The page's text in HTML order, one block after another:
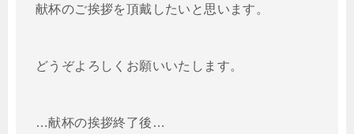
献杯のご挨拶を頂戴したいと思います。
どうぞよろしくお願いいたします。
…献杯の挨拶終了後…